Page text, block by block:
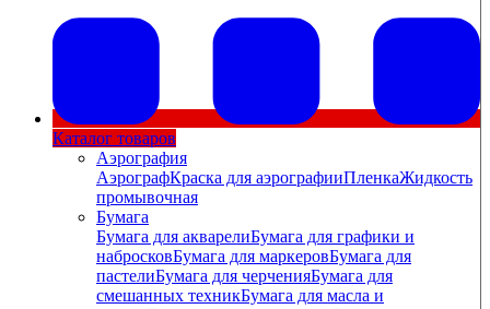
Каталог товаров
Аэрография
АэрографКраска для аэрографииПленкаЖидкость
промывочная
Бумага
Бумага для акварелиБумага для графики и
набросковБумага для маркеровБумага для
пастелиБумага для черченияБумага для
смешанных техникБумага для масла и